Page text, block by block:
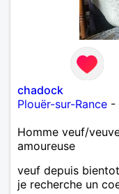
chadock
Plouër-sur-Rance -
Homme veuf/
amoureuse
veuf depuis
je recherche un